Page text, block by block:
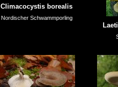
Climacocystis borealis
Nordischer Schwammporling